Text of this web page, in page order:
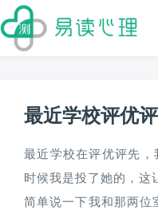
最近学校评优
最近学校在评优评先
时候我是投了她的，这
简单说一下我和那两位